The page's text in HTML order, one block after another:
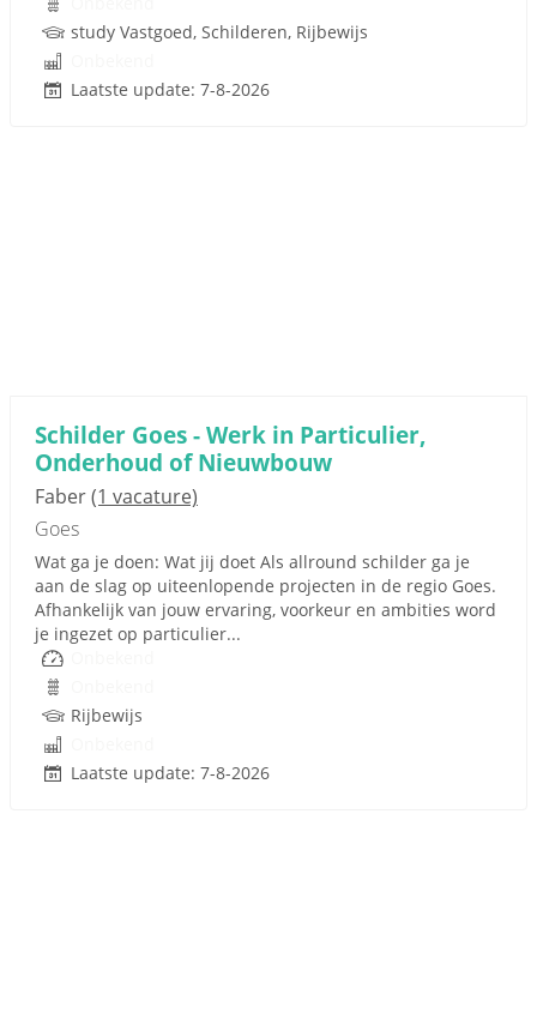
study Vastgoed, Schilderen, Rijbewijs
Laatste update: 7-8-2026
Schilder Goes - Werk in Particulier,
Onderhoud of Nieuwbouw
Faber(1 vacature)
Goes
Wat ga je doen: Wat jij doet Als allround schilder ga je
aan de slag op uiteenlopende projecten in de regio Goes.
Afhankelijk van jouw ervaring, voorkeur en ambities word
je ingezet op particulier...
Rijbewijs
Laatste update: 7-8-2026